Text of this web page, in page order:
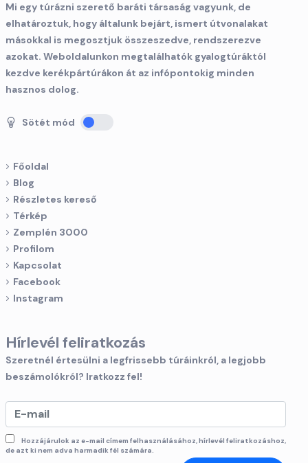
Mi egy túrázni szerető baráti társaság vagyunk, de
elhatároztuk, hogy általunk bejárt, ismert útvonalakat
másokkal is megosztjuk összeszedve, rendszerezve
azokat. Weboldalunkon megtalálhatók gyalogtúráktól
kezdve kerékpártúrákon át az infópontokig minden
hasznos dolog.
Sötét mód
Főoldal
Blog
Részletes kereső
Térkép
Zemplén 3000
Profilom
Kapcsolat
Facebook
Instagram
Hírlevél feliratkozás
Szeretnél értesülni a legfrissebb túráinkról, a legjobb
beszámolókról? Iratkozz fel!
Hozzájárulok az e-mail címem felhasználásához, hírlevél feliratkozáshoz,
de azt ki nem adva harmadik fél számára.